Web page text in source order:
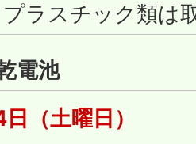
プラスチック類は
電池
（土曜日）